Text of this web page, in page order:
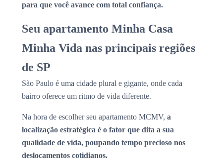
para que você avance com total confiança.
Seu apartamento Minha Casa
Minha Vida nas principais regiões
de SP
São Paulo é uma cidade plural e gigante, onde cada
bairro oferece um ritmo de vida diferente.
Na hora de escolher seu apartamento MCMV, a
localização estratégica é o fator que dita a sua
qualidade de vida, poupando tempo precioso nos
deslocamentos cotidianos.